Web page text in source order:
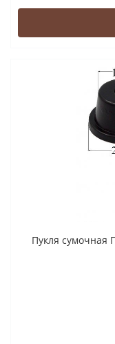
Пукля сумочная